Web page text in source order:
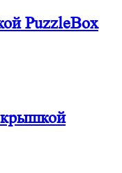
PuzzleBox